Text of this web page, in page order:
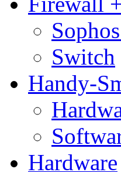
Switch
Handy-
Hardware